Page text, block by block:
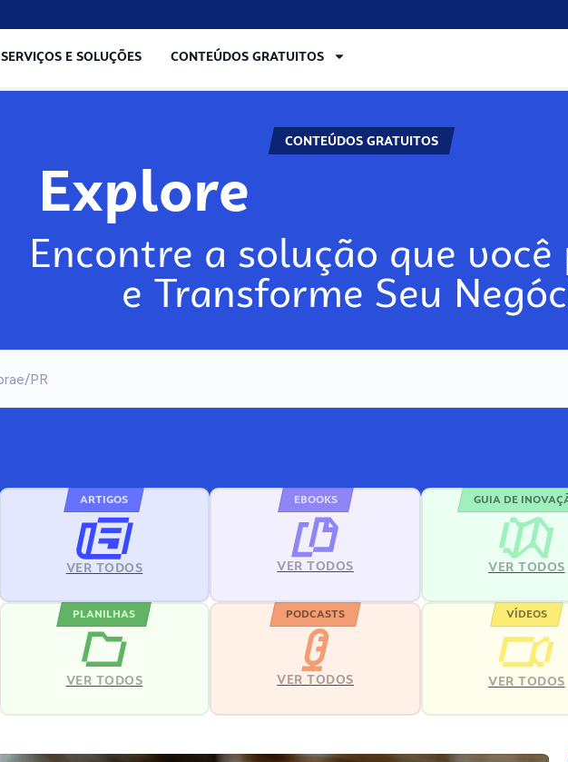
SERVIÇOS E SOLUÇÕES CONTEÚDOS GRATUITOS
CONTEÚDOS GRATUITOS
Explore
Encontre a solução que você
e Transforme Seu
ARTIGOS
VER TODOS
EBOOKS
VER TODOS
GUIA DE
VER TODOS
PLANILHAS
VER TODOS
PODCASTS
VER TODOS
VÍDEOS
VER TODOS